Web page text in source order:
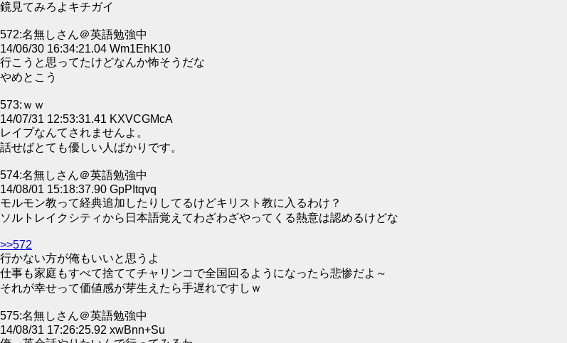
鏡見てみろよキチガイ
572:名無しさん＠英語勉強中
14/06/30 16:34:21.04 Wm1EhK10
行こうと思ってたけどなんか怖そうだな
やめとこう
573:ｗｗ
14/07/31 12:53:31.41 KXVCGMcA
レイプなんてされませんよ。
話せばとても優しい人ばかりです。
574:名無しさん＠英語勉強中
14/08/01 15:18:37.90 GpPItqvq
モルモン教って経典追加したりしてるけどキリスト教に入るわけ？
ソルトレイクシティから日本語覚えてわざわざやってくる熱意は認めるけどな
>>572
行かない方が俺もいいと思うよ
仕事も家庭もすべて捨ててチャリンコで全国回るようになったら悲惨だよ～
それが幸せって価値感が芽生えたら手遅れですしｗ
575:名無しさん＠英語勉強中
14/08/31 17:26:25.92 xwBnn+Su